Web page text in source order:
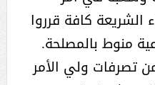
الشريعة كافة قرروا
منوط بالمصلحة.
تصرفات ولي الأمر